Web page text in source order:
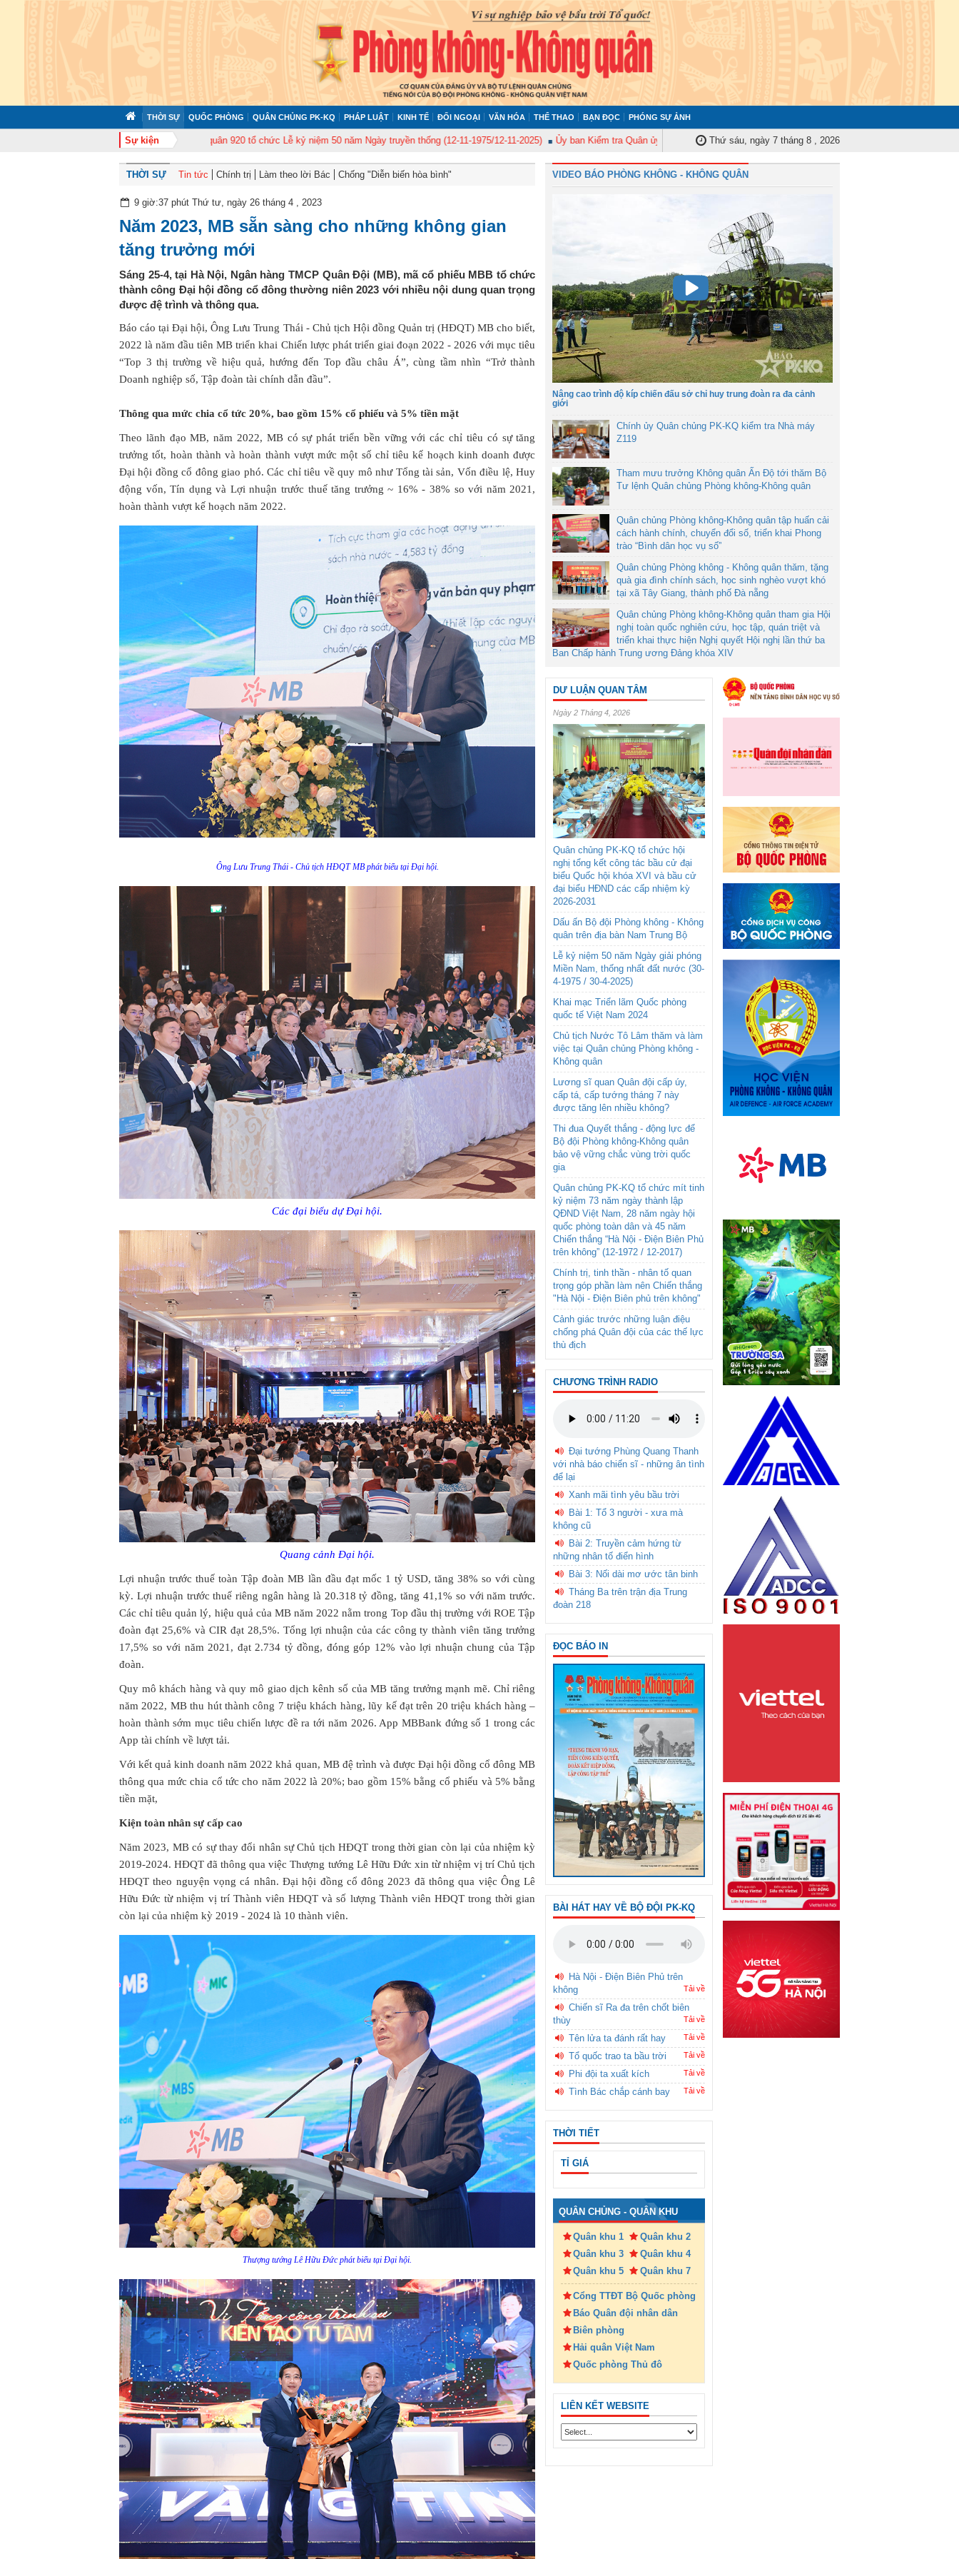
THỜI SỰ QUỐC PHÒNG QUÂN CHỦNG PK-KQ PHÁP LUẬT KINH TẾ ĐỐI NGOẠI VĂN HÓA THỂ THAO BẠN ĐỌC PHÓNG SỰ ẢNH
Sự kiện
Trung đoàn Không quân 920 tổ chức Lễ kỷ niệm 50 năm Ngày truyền thống (12-11-1975/12-11-2025) Ủy ban Kiểm tra Quân ủy Trung ương tập huấn nghiệp vụ công tác kiểm tra, giám sát năm 2025
Thứ sáu, ngày 7 tháng 8 , 2026
THỜI SỰ Tin tức Chính trị Làm theo lời Bác Chống "Diễn biến hòa bình"
9 giờ:37 phút Thứ tư, ngày 26 tháng 4 , 2023
Năm 2023, MB sẵn sàng cho những không gian
tăng trưởng mới
Sáng 25-4, tại Hà Nội, Ngân hàng TMCP Quân Đội (MB), mã cổ phiếu MBB tổ chức
thành công Đại hội đồng cổ đông thường niên 2023 với nhiều nội dung quan trọng
được đệ trình và thông qua.
Báo cáo tại Đại hội, Ông Lưu Trung Thái - Chủ tịch Hội đồng Quản trị (HĐQT) MB cho biết,
2022 là năm đầu tiên MB triển khai Chiến lược phát triển giai đoạn 2022 - 2026 với mục tiêu
“Top 3 thị trường về hiệu quả, hướng đến Top đầu châu Á”, cùng tầm nhìn “Trở thành
Doanh nghiệp số, Tập đoàn tài chính dẫn đầu”.
Thông qua mức chia cổ tức 20%, bao gồm 15% cổ phiểu và 5% tiền mặt
Theo lãnh đạo MB, năm 2022, MB có sự phát triển bền vững với các chỉ tiêu có sự tăng
trưởng tốt, hoàn thành và hoàn thành vượt mức một số chỉ tiêu kế hoạch kinh doanh được
Đại hội đồng cổ đông giao phó. Các chỉ tiêu về quy mô như Tổng tài sản, Vốn điều lệ, Huy
động vốn, Tín dụng và Lợi nhuận trước thuế tăng trưởng ~ 16% - 38% so với năm 2021,
hoàn thành vượt kế hoạch năm 2022.
Ông Lưu Trung Thái - Chủ tịch HĐQT MB phát biểu tại Đại hội.
Các đại biểu dự Đại hội.
Quang cảnh Đại hội.
Lợi nhuận trước thuế toàn Tập đoàn MB lần đầu đạt mốc 1 tỷ USD, tăng 38% so với cùng
kỳ. Lợi nhuận trước thuế riêng ngân hàng là 20.318 tỷ đồng, tăng 41,1% so với năm trước.
Các chỉ tiêu quản lý, hiệu quả của MB năm 2022 nằm trong Top đầu thị trường với ROE Tập
đoàn đạt 25,6% và CIR đạt 28,5%. Tổng lợi nhuận của các công ty thành viên tăng trưởng
17,5% so với năm 2021, đạt 2.734 tỷ đồng, đóng góp 12% vào lợi nhuận chung của Tập
đoàn.
Quy mô khách hàng và quy mô giao dịch kênh số của MB tăng trưởng mạnh mẽ. Chỉ riêng
năm 2022, MB thu hút thành công 7 triệu khách hàng, lũy kế đạt trên 20 triệu khách hàng –
hoàn thành sớm mục tiêu chiến lược đề ra tới năm 2026. App MBBank đứng số 1 trong các
App tài chính về lượt tải.
Với kết quả kinh doanh năm 2022 khả quan, MB đệ trình và được Đại hội đồng cổ đông MB
thông qua mức chia cổ tức cho năm 2022 là 20%; bao gồm 15% bằng cổ phiếu và 5% bằng
tiền mặt,
Kiện toàn nhân sự cấp cao
Năm 2023, MB có sự thay đổi nhân sự Chủ tịch HĐQT trong thời gian còn lại của nhiệm kỳ
2019-2024. HĐQT đã thông qua việcThượng tướng Lê Hữu Đức xin từ nhiệm vị trí Chủ tịch
HĐQT theo nguyện vọng cá nhân. Đại hội đồng cổ đông 2023 đã thông qua việc Ông Lê
Hữu Đức từ nhiệm vị trí Thành viên HĐQT và số lượng Thành viên HĐQT trong thời gian
còn lại của nhiệm kỳ 2019 - 2024 là 10 thành viên.
Thượng tướng Lê Hữu Đức phát biểu tại Đại hội.
VIDEO BÁO PHÒNG KHÔNG - KHÔNG QUÂN
Nâng cao trình độ kíp chiến đấu sở chỉ huy trung đoàn ra đa cảnh
giới
Chính ủy Quân chủng PK-KQ kiểm tra Nhà máy
Z119
Tham mưu trưởng Không quân Ấn Độ tới thăm Bộ
Tư lệnh Quân chủng Phòng không-Không quân
Quân chủng Phòng không-Không quân tập huấn cải
cách hành chính, chuyển đổi số, triển khai Phong
trào “Bình dân học vụ số”
Quân chủng Phòng không - Không quân thăm, tặng
quà gia đình chính sách, học sinh nghèo vượt khó
tại xã Tây Giang, thành phố Đà nẵng
Quân chủng Phòng không-Không quân tham gia Hội
nghị toàn quốc nghiên cứu, học tập, quán triệt và
triển khai thực hiện Nghị quyết Hội nghị lần thứ ba
Ban Chấp hành Trung ương Đảng khóa XIV
DƯ LUẬN QUAN TÂM
Ngày 2 Tháng 4, 2026
Quân chủng PK-KQ tổ chức hội
nghị tổng kết công tác bầu cử đại
biểu Quốc hội khóa XVI và bầu cử
đại biểu HĐND các cấp nhiệm kỳ
2026-2031
Dấu ấn Bộ đội Phòng không - Không
quân trên địa bàn Nam Trung Bộ
Lễ kỷ niệm 50 năm Ngày giải phóng
Miền Nam, thống nhất đất nước (30-
4-1975 / 30-4-2025)
Khai mạc Triển lãm Quốc phòng
quốc tế Việt Nam 2024
Chủ tịch Nước Tô Lâm thăm và làm
việc tại Quân chủng Phòng không -
Không quân
Lương sĩ quan Quân đội cấp úy,
cấp tá, cấp tướng tháng 7 này
được tăng lên nhiều không?
Thi đua Quyết thắng - động lực để
Bộ đội Phòng không-Không quân
bảo vệ vững chắc vùng trời quốc
gia
Quân chủng PK-KQ tổ chức mít tinh
kỷ niệm 73 năm ngày thành lập
QĐND Việt Nam, 28 năm ngày hội
quốc phòng toàn dân và 45 năm
Chiến thắng “Hà Nội - Điện Biên Phủ
trên không” (12-1972 / 12-2017)
Chính trị, tinh thần - nhân tố quan
trọng góp phần làm nên Chiến thắng
"Hà Nội - Điện Biên phủ trên không"
Cảnh giác trước những luận điệu
chống phá Quân đội của các thế lực
thù địch
CHƯƠNG TRÌNH RADIO
Đại tướng Phùng Quang Thanh
với nhà báo chiến sĩ - những ân tình
để lại
Xanh mãi tình yêu bầu trời
Bài 1: Tổ 3 người - xưa mà
không cũ
Bài 2: Truyền cảm hứng từ
những nhân tố điển hình
Bài 3: Nối dài mơ ước tân binh
Tháng Ba trên trận địa Trung
đoàn 218
ĐỌC BÁO IN
BÀI HÁT HAY VỀ BỘ ĐỘI PK-KQ
Hà Nội - Điện Biên Phủ trên
không
Tải về
Chiến sĩ Ra đa trên chốt biên
thùy
Tải về
Tên lửa ta đánh rất hay Tải về
Tổ quốc trao ta bầu trời Tải về
Phi đội ta xuất kích Tải về
Tình Bác chắp cánh bay Tải về
THỜI TIẾT
TỈ GIÁ
QUÂN CHỦNG - QUÂN KHU
Quân khu 1
Quân khu 2
Quân khu 3
Quân khu 4
Quân khu 5
Quân khu 7
Cổng TTĐT Bộ Quốc phòng
Báo Quân đội nhân dân
Biên phòng
Hải quân Việt Nam
Quốc phòng Thủ đô
LIÊN KẾT WEBSITE